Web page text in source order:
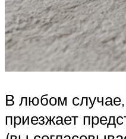
В любом
приезжает